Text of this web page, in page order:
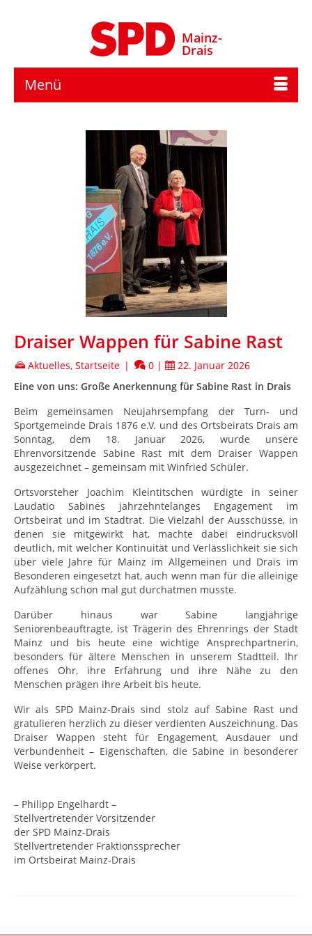
Mainz-
Drais
Menü
Draiser Wappen für Sabine Rast
Aktuelles, Startseite | 0 |
22. Januar 2026
Eine von uns: Große Anerkennung für Sabine Rast in Drais
Beim gemeinsamen Neujahrsempfang der Turn- und
Sportgemeinde Drais 1876 e.V. und des Ortsbeirats Drais am
Sonntag, dem 18. Januar 2026, wurde unsere
Ehrenvorsitzende Sabine Rast mit dem Draiser Wappen
ausgezeichnet – gemeinsam mit Winfried Schüler.
Ortsvorsteher Joachim Kleintitschen würdigte in seiner
Laudatio Sabines jahrzehntelanges Engagement im
Ortsbeirat und im Stadtrat. Die Vielzahl der Ausschüsse, in
denen sie mitgewirkt hat, machte dabei eindrucksvoll
deutlich, mit welcher Kontinuität und Verlässlichkeit sie sich
über viele Jahre für Mainz im Allgemeinen und Drais im
Besonderen eingesetzt hat, auch wenn man für die alleinige
Aufzählung schon mal gut durchatmen musste.
Darüber hinaus war Sabine langjährige
Seniorenbeauftragte, ist Trägerin des Ehrenrings der Stadt
Mainz und bis heute eine wichtige Ansprechpartnerin,
besonders für ältere Menschen in unserem Stadtteil. Ihr
offenes Ohr, ihre Erfahrung und ihre Nähe zu den
Menschen prägen ihre Arbeit bis heute.
Wir als SPD Mainz-Drais sind stolz auf Sabine Rast und
gratulieren herzlich zu dieser verdienten Auszeichnung. Das
Draiser Wappen steht für Engagement, Ausdauer und
Verbundenheit – Eigenschaften, die Sabine in besonderer
Weise verkörpert.
– Philipp Engelhardt –
Stellvertretender Vorsitzender
der SPD Mainz-Drais
Stellvertretender Fraktionssprecher
im Ortsbeirat Mainz-Drais